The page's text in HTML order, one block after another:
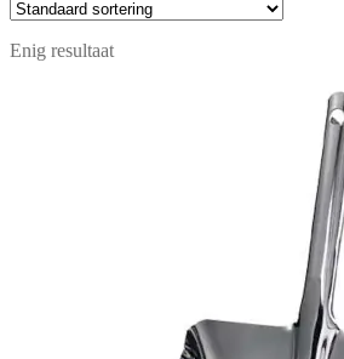
Enig resultaat